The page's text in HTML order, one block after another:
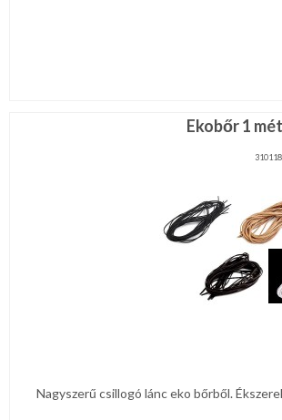
Ekobőr 1
310118
Nagyszerű csillogó lánc eko bőrből.